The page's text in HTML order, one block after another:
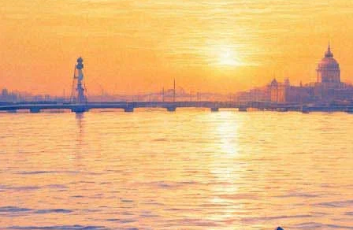
"Я люблю любовь" в музее
Достоевского